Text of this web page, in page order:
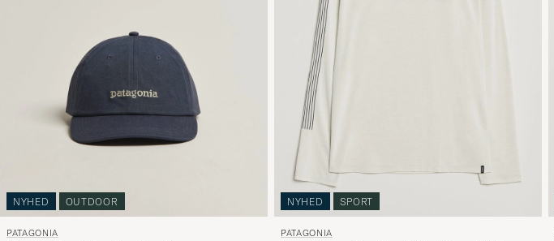
NYHED OUTDOOR
PATAGONIA
NYHED SPORT
PATAGONIA